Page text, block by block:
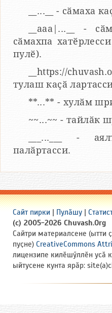
__...__ - сӑмаха
__aaa|...__ -
сӑмахпа
пулӗ).
__https://
тулаш каҫӑ
**...** - хулӑм
~~...~~ - тайлӑк
___...___ -
палӑртасси.
Сайт пирки | Пулӑшу |
(c) 2005-2026 Chuvash.Org
Сайтри материалсене (ытти
пуҫне) CreativeCommons
лицензипе килӗшӳллӗн усӑ
ыйтусене кунта ярӑр: